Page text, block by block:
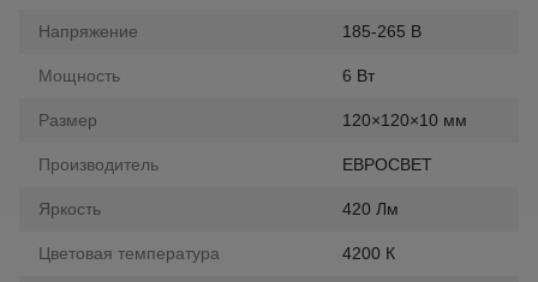
Напряжение 185-265 В
Мощность 6 Вт
Размер 120×120×10 мм
Производитель ЕВРОСВЕТ
Яркость 420 Лм
Цветовая температура 4200 К